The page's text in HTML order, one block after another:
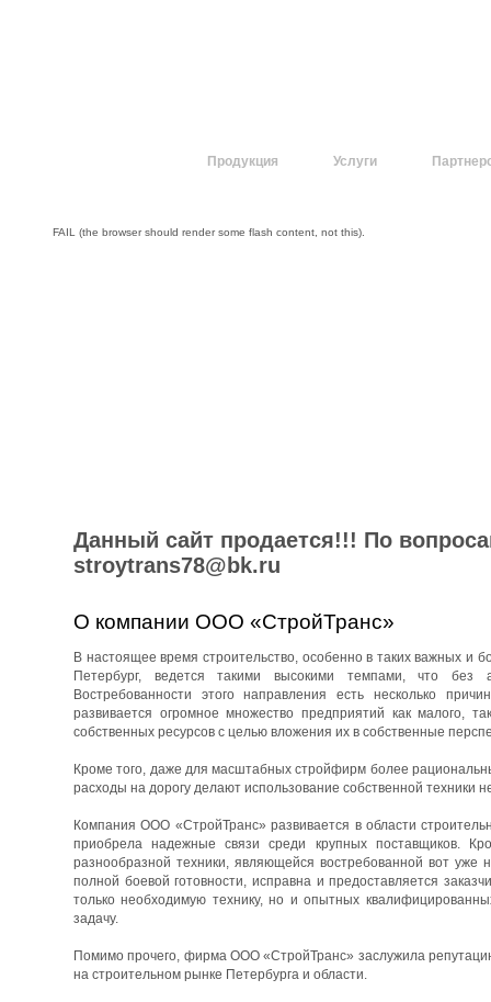
Продукция Услуги
FAIL (the browser should render some flash content, not this).
Данный сайт продается!!! По
stroytrans78@bk.ru
О компании ООО «СтройТранс»
В настоящее время строительство, особенно в таких важных и
Петербург, ведется такими высокими темпами, что без
Востребованности этого направления есть несколько
развивается огромное множество предприятий как малого,
собственных ресурсов с целью вложения их в собственные
Кроме того, даже для масштабных стройфирм более
расходы на дорогу делают использование собственной техники
Компания ООО «СтройТранс» развивается в области
приобрела надежные связи среди крупных поставщиков.
разнообразной техники, являющейся востребованной вот уже
полной боевой готовности, исправна и предоставляется
только необходимую технику, но и опытных
задачу.
Помимо прочего, фирма ООО «СтройТранс» заслужила
на строительном рынке Петербурга и области.